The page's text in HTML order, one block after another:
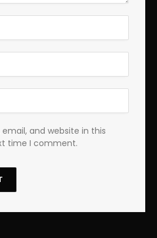
and website in this
time I comment.